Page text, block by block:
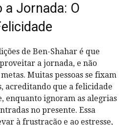
a Jornada: O
de Ben-Shahar é que
a jornada, e não
Muitas pessoas se fixam
acreditando que a felicidade
enquanto ignoram as alegrias
no presente. Essa
à frustração e ao estresse,